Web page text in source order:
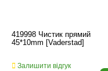
419998 Чистик прямий
45*10mm [Vaderstad]
Залишити відгук